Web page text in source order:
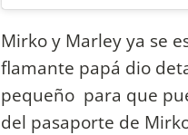
Mirko y Marley ya se
flamante papá dio
pequeño para que
del pasaporte de